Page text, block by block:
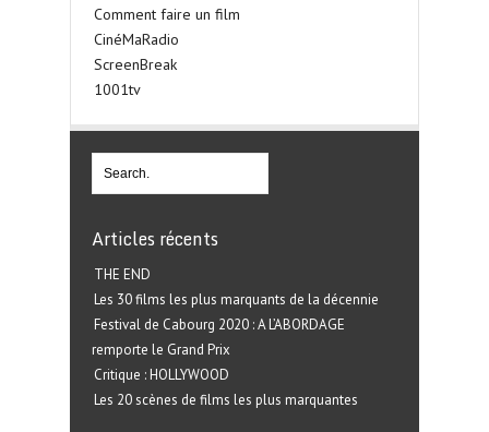
Comment faire un film
CinéMaRadio
ScreenBreak
1001tv
Articles récents
THE END
Les 30 films les plus marquants de la décennie
Festival de Cabourg 2020 : A L’ABORDAGE
remporte le Grand Prix
Critique : HOLLYWOOD
Les 20 scènes de films les plus marquantes